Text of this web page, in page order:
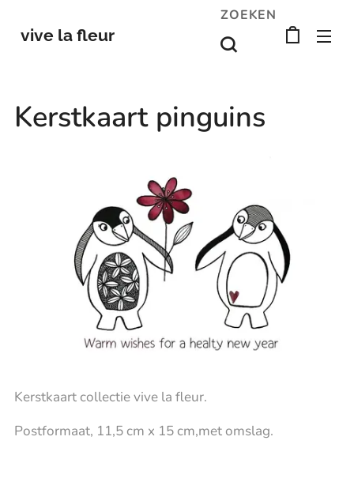
vive la fleur
ZOEKEN
Kerstkaart pinguins
Kerstkaart collectie vive la fleur.
Postformaat, 11,5 cm x 15 cm,met omslag.